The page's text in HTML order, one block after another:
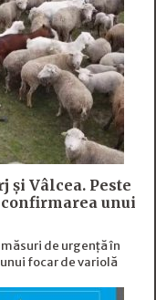
Vâlcea. Peste
unui
de urgență în
focar de variolă